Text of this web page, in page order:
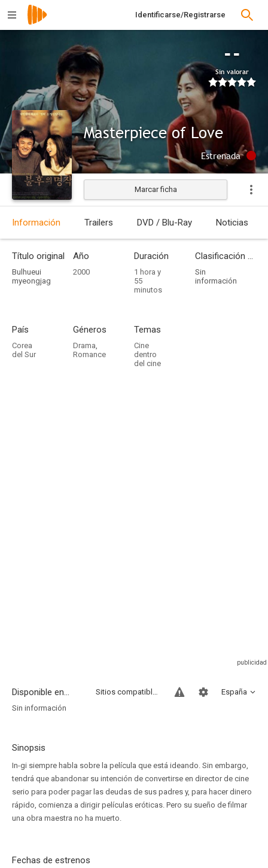
Identificarse/Registrarse
--
Sin valorar
Masterpiece of Love
Estrenada
Marcar ficha
Información Trailers DVD / Blu-Ray Noticias
Título original
Bulhueui
myeongjag
Año
2000
Duración
1 hora y
55
minutos
Clasificación por edades
Sin
información
País
Corea
del Sur
Géneros
Drama,
Romance
Temas
Cine
dentro
del cine
Disponible en... España
Sitios compatibles
Sin información
Sinopsis
In-gi siempre habla sobre la película que está ideando. Sin embargo,
tendrá que abandonar su intención de convertirse en director de cine
serio para poder pagar las deudas de sus padres y, para hacer dinero
rápido, comienza a dirigir películas eróticas. Pero su sueño de filmar
una obra maestra no ha muerto.
Fechas de estrenos